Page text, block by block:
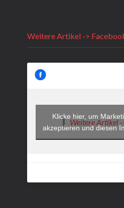
Weitere Artikel ->
Weitere Artikel -
Klicke hier, um
akzeptieren und diesen